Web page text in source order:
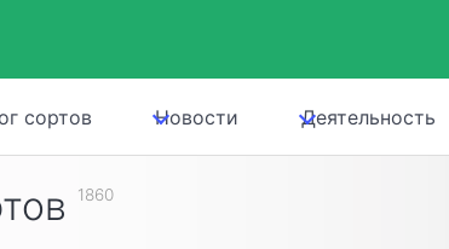
сортов Новости Деятельность
1860